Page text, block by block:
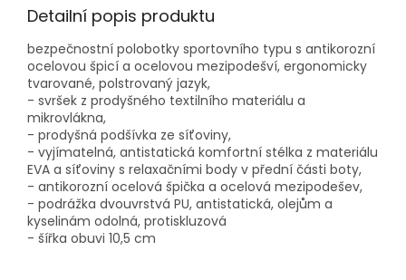
Detailní popis produktu
bezpečnostní polobotky sportovního typu s antikorozní
ocelovou špicí a ocelovou mezipodešví, ergonomicky
tvarované, polstrovaný jazyk,
- svršek z prodyšného textilního materiálu a
mikrovlákna,
- prodyšná podšívka ze síťoviny,
- vyjímatelná, antistatická komfortní stélka z materiálu
EVA a síťoviny s relaxačními body v přední části boty,
- antikorozní ocelová špička a ocelová mezipodešev,
- podrážka dvouvrstvá PU, antistatická, olejům a
kyselinám odolná, protiskluzová
- šířka obuvi 10,5 cm